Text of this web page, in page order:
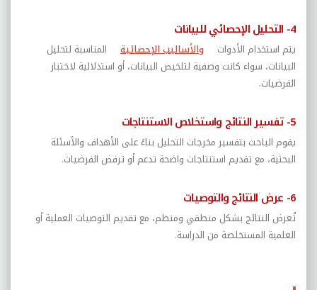
4- التحليل الإحصائي للبيانات
يتم استخدام الأدوات والأساليب الإحصائية
المناسبة لتحليل
البيانات، سواء كانت وصفية لتلخيص البيانات، أو استدلالية لاختبار
الفرضيات.
5- تفسير النتائج واستخلاص الاستنتاجات
يقوم الباحث بتفسير مخرجات التحليل بناءً على الأهداف والأسئلة
البحثية، مع تقديم استنتاجات واضحة تدعم أو ترفض الفرضيات.
6- عرض النتائج والتوصيات
تُعرض النتائج بشكل منطقي ومنظم، مع تقديم التوصيات العملية أو
العلمية المستخلصة من الدراسة.